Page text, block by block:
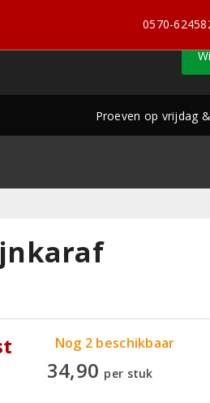
0570-624582
Proeven op vrijdag
0570-
Nog 2 beschikbaar
34,90 per stuk